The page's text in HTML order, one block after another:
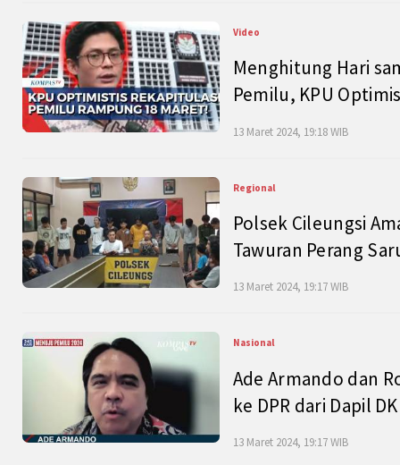
Video
Menghitung Hari
Pemilu, KPU
13 Maret 2024, 19:18 WIB
Regional
Polsek Cileungsi
Tawuran Perang
13 Maret 2024, 19:17 WIB
Nasional
Ade Armando dan
ke DPR dari Dapil
13 Maret 2024, 19:17 WIB